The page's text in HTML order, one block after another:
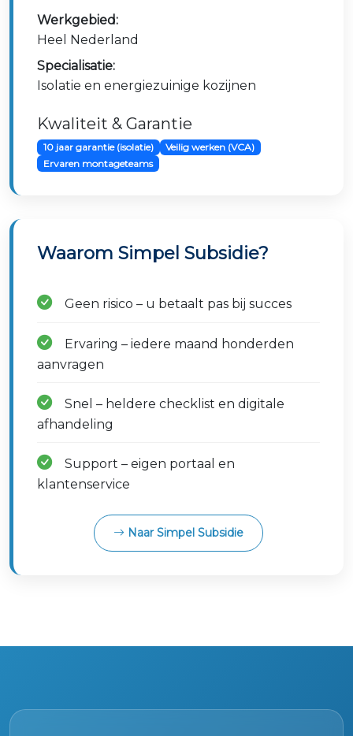
Werkgebied:
Heel Nederland
Specialisatie:
Isolatie en energiezuinige kozijnen
Kwaliteit & Garantie
10 jaar garantie (isolatie)
Veilig werken (VCA)
Ervaren montageteams
Waarom Simpel Subsidie?
Geen risico – u betaalt pas bij succes
Ervaring – iedere maand honderden
aanvragen
Snel – heldere checklist en digitale
afhandeling
Support – eigen portaal en
klantenservice
Naar Simpel Subsidie